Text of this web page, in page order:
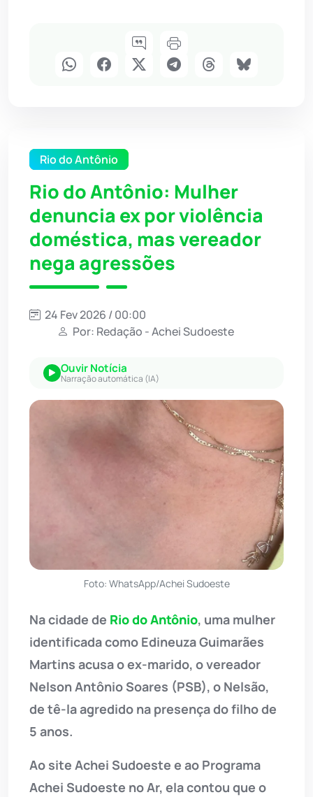
Rio do Antônio
Rio do Antônio: Mulher
denuncia ex por violência
doméstica, mas vereador
nega agressões
24 Fev 2026 / 00:00
Por: Redação - Achei Sudoeste
Ouvir Notícia
Narração automática (IA)
Foto: WhatsApp/Achei Sudoeste
Na cidade de Rio do Antônio, uma mulher
identificada como Edineuza Guimarães
Martins acusa o ex-marido, o vereador
Nelson Antônio Soares (PSB), o Nelsão,
de tê-la agredido na presença do filho de
5 anos.
Ao site Achei Sudoeste e ao Programa
Achei Sudoeste no Ar, ela contou que o